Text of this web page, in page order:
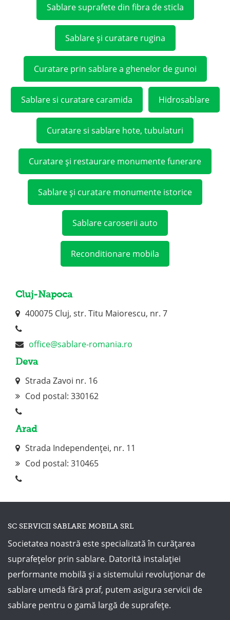
Sablare suprafete din fibra de sticla
Sablare și curatare rugina
Curatare prin sablare a ghenelor de gunoi
Sablare si curatare caramida Hidrosablare
Curatare si sablare hote, tubulaturi
Curatare și restaurare monumente funerare
Sablare și curatare monumente istorice
Sablare caroserii auto
Reconditionare mobila
Cluj-Napoca
400075 Cluj, str. Titu Maiorescu, nr. 7
office@sablare-romania.ro
Deva
Strada Zavoi nr. 16
Cod postal: 330162
Arad
Strada Independenței, nr. 11
Cod postal: 310465
SC SERVICII SABLARE MOBILA SRL
Societatea noastră este specializată în curățarea
suprafețelor prin sablare. Datorită instalației
performante mobilă și a sistemului revoluționar de
sablare umedă fără praf, putem asigura servicii de
sablare pentru o gamă largă de suprafețe.